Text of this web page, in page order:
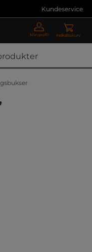
Kundeservice
Min profil Indkøbskurv